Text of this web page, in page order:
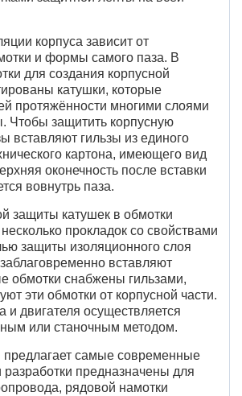
корпуса зависит от
и формы самого паза. В
для создания корпусной
катушки, которые
протяжённости многими слоями
Чтобы защитить корпусную
вставляют гильзы из единого
картона, имеющего вид
оконечность после вставки
вовнутрь паза.
защиты катушек в обмотки
прокладок со свойствами
защиты изоляционного слоя
вставляют
обмотки снабжены гильзами,
эти обмотки от корпусной части.
и двигателя осуществляется
или станочным методом.
самые современные
разработки предназначены для
рядовой намотки